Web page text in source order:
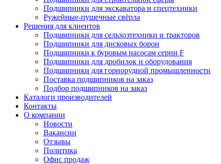
Подшипники для экскаватора и спецтехники
Ружейные-пушечные свёрла
Решения для клиентов
Подшипники для сельхозтехники и тракторов
Подшипники для дисковых борон
Подшипники к буровым насосам серии F
Подшипники для дробилок и оборудования
Подшипники для горнорудной промышленности
Поставка подшипников на заказ
Подбор подшипников на заказ
Каталоги производителей
Контакты
О компании
Новости
Вакансии
Отзывы
Политика
Офис продаж